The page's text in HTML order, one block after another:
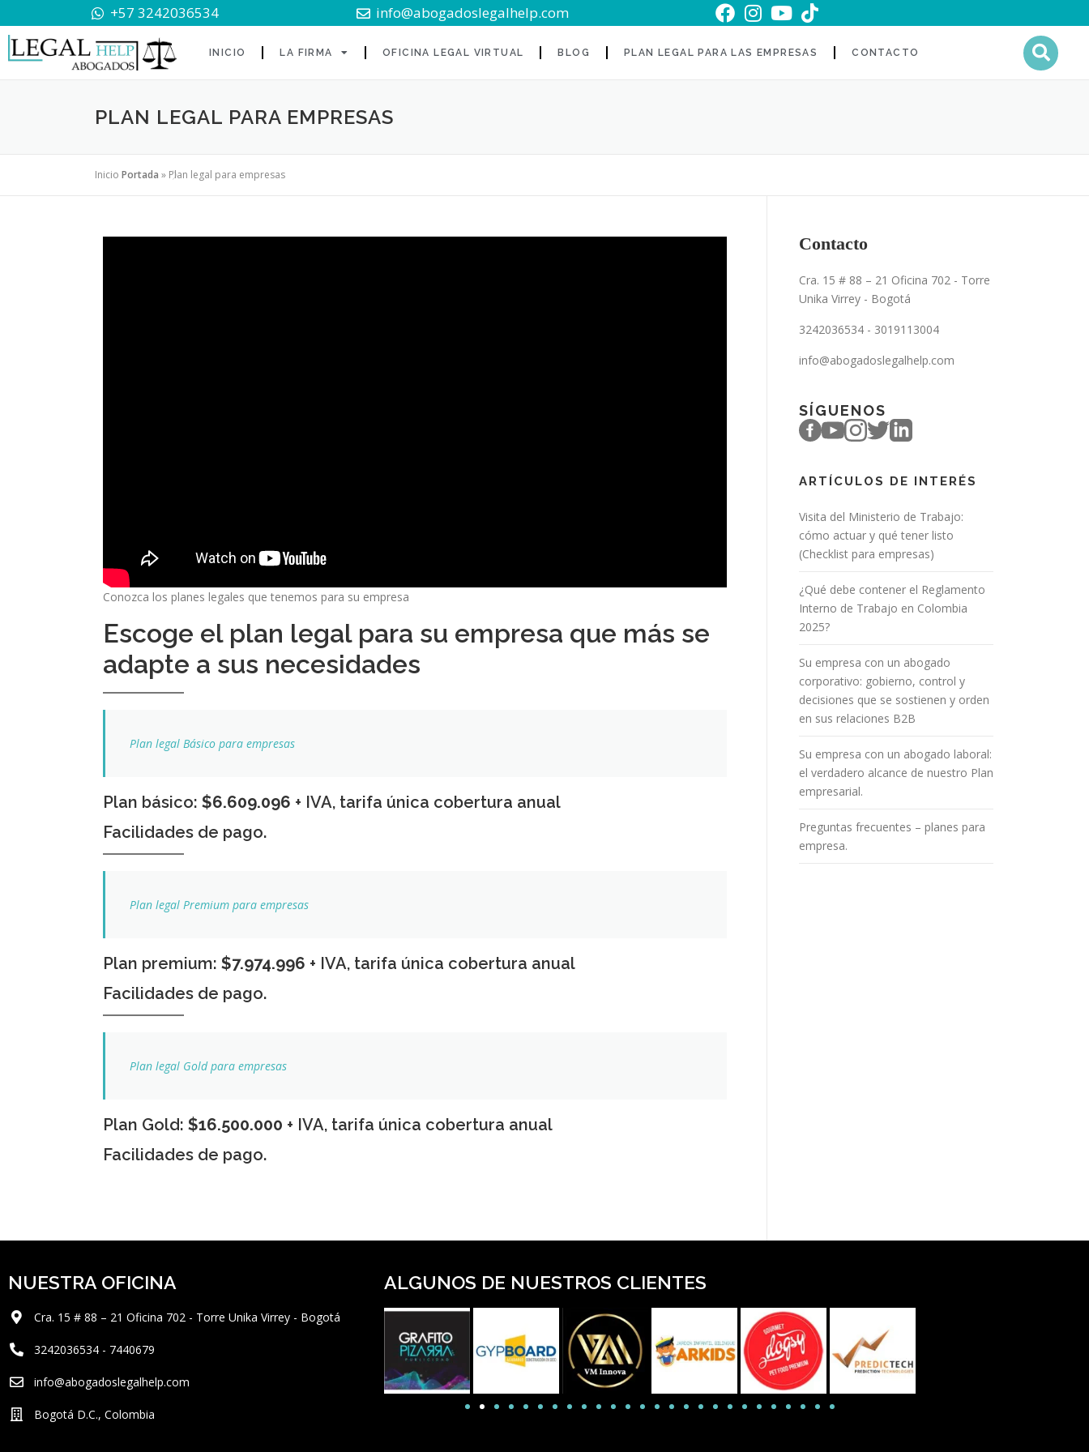
+57 3242036534 info@abogadoslegalhelp.com
INICIO LA FIRMA OFICINA LEGAL VIRTUAL BLOG PLAN LEGAL PARA LAS EMPRESAS CONTACTO
PLAN LEGAL PARA EMPRESAS
Inicio Portada » Plan legal para empresas
Conozca los planes legales que tenemos para su empresa
Escoge el plan legal para su empresa que más se
adapte a sus necesidades
Plan legal Básico para empresas
Plan básico: $6.609.096 + IVA, tarifa única cobertura anual
Facilidades de pago.
Plan legal Premium para empresas
Plan premium: $7.974.996 + IVA, tarifa única cobertura anual
Facilidades de pago.
Plan legal Gold para empresas
Plan Gold: $16.500.000 + IVA, tarifa única cobertura anual
Facilidades de pago.
Contacto
Cra. 15 # 88 – 21 Oficina 702 - Torre
Unika Virrey - Bogotá
3242036534 - 3019113004
info@abogadoslegalhelp.com
SÍGUENOS
ARTÍCULOS DE INTERÉS
Visita del Ministerio de Trabajo:
cómo actuar y qué tener listo
(Checklist para empresas)
¿Qué debe contener el Reglamento
Interno de Trabajo en Colombia
2025?
Su empresa con un abogado
corporativo: gobierno, control y
decisiones que se sostienen y orden
en sus relaciones B2B
Su empresa con un abogado laboral:
el verdadero alcance de nuestro Plan
empresarial.
Preguntas frecuentes – planes para
empresa.
NUESTRA OFICINA
Cra. 15 # 88 – 21 Oficina 702 - Torre Unika Virrey - Bogotá
3242036534 - 7440679
info@abogadoslegalhelp.com
Bogotá D.C., Colombia
ALGUNOS DE NUESTROS CLIENTES